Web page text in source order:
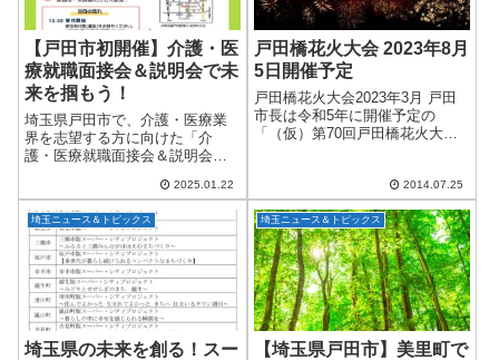
【戸田市初開催】介護・医
療就職面接会＆説明会で未
来を掴もう！
埼玉県戸田市で、介護・医療業
界を志望する方に向けた「介
護・医療就職面接会＆説明会」
トは、業界の人手不足を解消
し、幅広い世代の求職者と事業
所をマッチングさせることを目
的としています。シニア世...
2025.01.22
戸田橋花火大会 2023年8月
5日開催予定
戸田橋花火大会2023年3月 戸田
市長は令和5年に開催予定の
「（仮）第70回戸田橋花火大
「いたばし花火大会」とともに
準備を進めているとしました。
戸田橋花火大会...
2014.07.25
埼玉ニュース＆トピックス
埼玉県の未来を創る！スー
埼玉ニュース＆トピックス
【埼玉県戸田市】美里町で